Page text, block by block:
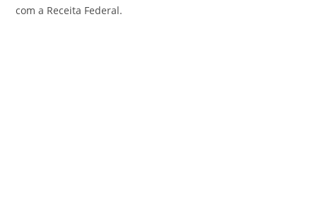
com a Receita Federal.